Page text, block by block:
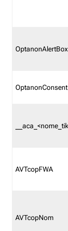
OptanonConsent
AVTcopFWA
AVTcopNom